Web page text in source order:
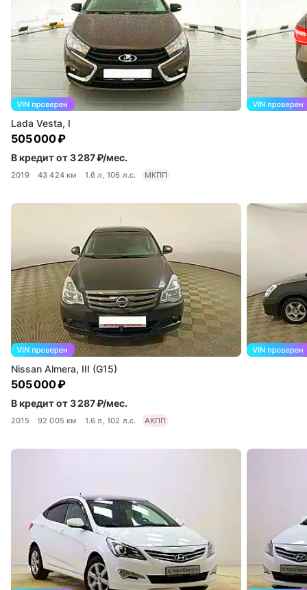
Lada Vesta, I
505 000 ₽
В кредит от 3 287 ₽/мес.
2019 43 424 км 1.6 л, 106 л.с. МКПП
Nissan Almera, III (G15)
505 000 ₽
В кредит от 3 287 ₽/мес.
2015 92 005 км 1.6 л, 102 л.с. АКПП